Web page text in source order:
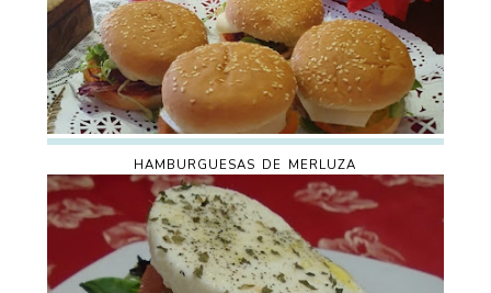
HAMBURGUESAS DE MERLUZA